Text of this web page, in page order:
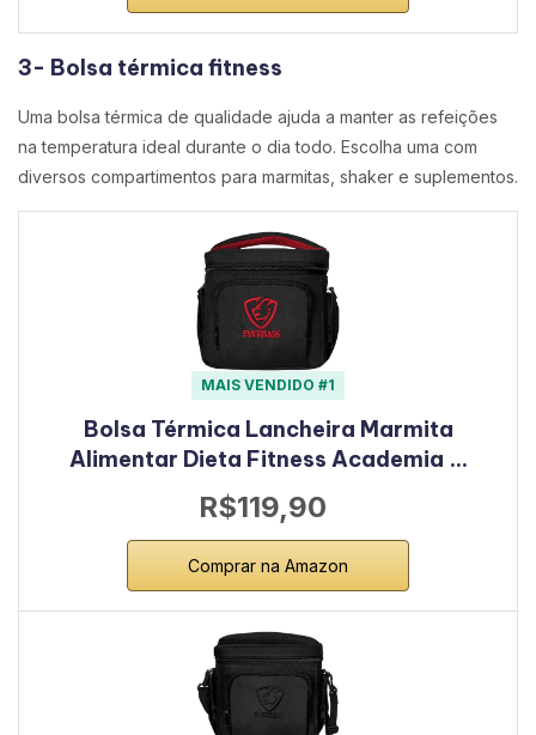
3- Bolsa térmica fitness
Uma bolsa térmica de qualidade ajuda a manter as refeições
na temperatura ideal durante o dia todo. Escolha uma com
diversos compartimentos para marmitas, shaker e suplementos.
MAIS VENDIDO #1
Bolsa Térmica Lancheira Marmita
Alimentar Dieta Fitness Academia …
R$119,90
Comprar na Amazon